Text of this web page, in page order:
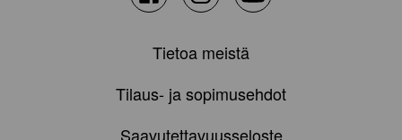
Tietoa meistä
Tilaus- ja sopimusehdot
Saavutettavuusseloste